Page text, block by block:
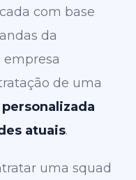
com base
da
empresa
de uma
atuais.
uma squad